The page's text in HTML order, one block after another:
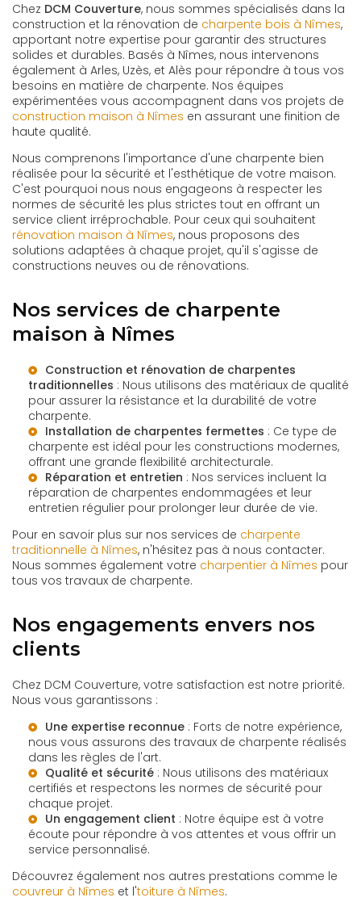
Chez DCM Couverture, nous sommes spécialisés dans la
construction et la rénovation de charpente bois à Nîmes,
apportant notre expertise pour garantir des structures
solides et durables. Basés à Nîmes, nous intervenons
également à Arles, Uzès, et Alès pour répondre à tous vos
besoins en matière de charpente. Nos équipes
expérimentées vous accompagnent dans vos projets de
construction maison à Nîmes en assurant une finition de
haute qualité.
Nous comprenons l'importance d'une charpente bien
réalisée pour la sécurité et l'esthétique de votre maison.
C'est pourquoi nous nous engageons à respecter les
normes de sécurité les plus strictes tout en offrant un
service client irréprochable. Pour ceux qui souhaitent
rénovation maison à Nîmes, nous proposons des
solutions adaptées à chaque projet, qu'il s'agisse de
constructions neuves ou de rénovations.
Nos services de charpente
maison à Nîmes
Construction et rénovation de charpentes
traditionnelles : Nous utilisons des matériaux de qualité
pour assurer la résistance et la durabilité de votre
charpente.
Installation de charpentes fermettes : Ce type de
charpente est idéal pour les constructions modernes,
offrant une grande flexibilité architecturale.
Réparation et entretien : Nos services incluent la
réparation de charpentes endommagées et leur
entretien régulier pour prolonger leur durée de vie.
Pour en savoir plus sur nos services de charpente
traditionnelle à Nîmes, n'hésitez pas à nous contacter.
Nous sommes également votre charpentier à Nîmes pour
tous vos travaux de charpente.
Nos engagements envers nos
clients
Chez DCM Couverture, votre satisfaction est notre priorité.
Nous vous garantissons :
Une expertise reconnue : Forts de notre expérience,
nous vous assurons des travaux de charpente réalisés
dans les règles de l'art.
Qualité et sécurité : Nous utilisons des matériaux
certifiés et respectons les normes de sécurité pour
chaque projet.
Un engagement client : Notre équipe est à votre
écoute pour répondre à vos attentes et vous offrir un
service personnalisé.
Découvrez également nos autres prestations comme le
couvreur à Nîmes et l'toiture à Nîmes.